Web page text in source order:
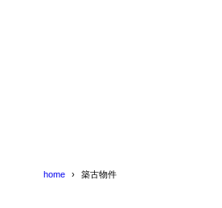
home 築古物件